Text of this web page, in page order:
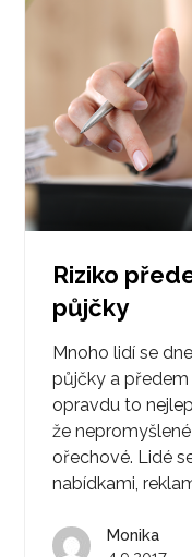
Riziko
půjčky
Mnoho lidí se
půjčky a předem
opravdu to
že
ořechové. Lidé
nabídkami,
Monika